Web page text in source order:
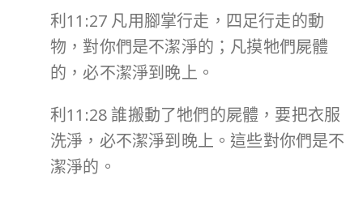
利11:27 凡用腳掌行走，四足行走的動
物，對你們是不潔淨的；凡摸牠們屍體
的，必不潔淨到晚上。
利11:28 誰搬動了牠們的屍體，要把衣服
洗淨，必不潔淨到晚上。這些對你們是不
潔淨的。